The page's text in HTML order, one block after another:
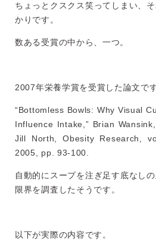
ちょっとクスクス笑ってしまい、
かりです。
数ある受賞の中から、一つ。
2007年栄養学賞を受賞した論文です
“Bottomless Bowls: Why Visual
Influence Intake,” Brian
Jill North, Obesity Research,
2005, pp. 93-100.
自動的にスープを注ぎ足す底なし
限界を調査したそうです。
以下が実際の内容です。